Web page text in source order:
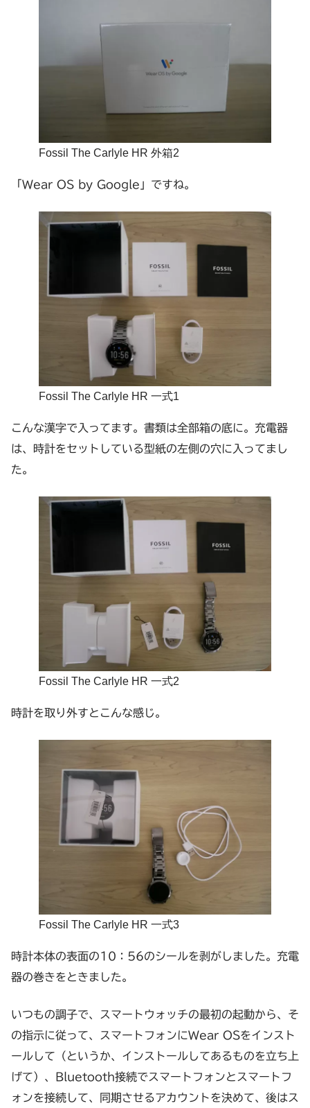
Fossil The Carlyle HR 外箱2
「Wear OS by Google」ですね。
Fossil The Carlyle HR 一式1
こんな漢字で入ってます。書類は全部箱の底に。充電器
は、時計をセットしている型紙の左側の穴に入ってまし
た。
Fossil The Carlyle HR 一式2
時計を取り外すとこんな感じ。
Fossil The Carlyle HR 一式3
時計本体の表面の10：56のシールを剥がしました。充電
器の巻きをときました。
いつもの調子で、スマートウォッチの最初の起動から、そ
の指示に従って、スマートフォンにWear OSをインスト
ールして（というか、インストールしてあるものを立ち上
げて）、Bluetooth接続でスマートフォンとスマートフ
ォンを接続して、同期させるアカウントを決めて、後はス